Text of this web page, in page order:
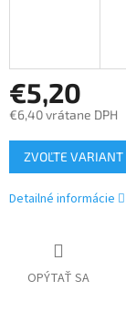
€5,20
€6,40 vrátane DPH
Jednotková
cena:
ZVOĽTE VARIANT
Detailné informácie
OPÝTAŤ SA